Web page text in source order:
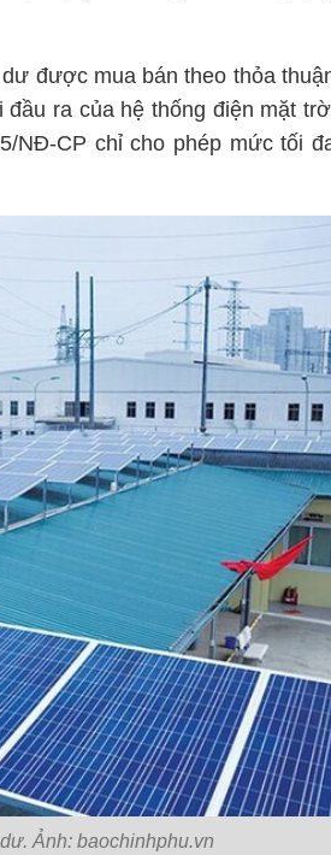
được mua bán theo thỏa
ra của hệ thống điện mặt
NĐ-CP chỉ cho phép mức tối
Ảnh: baochinhphu.vn